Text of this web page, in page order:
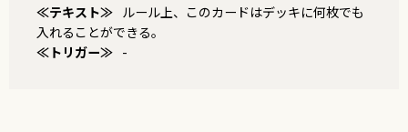
≪テキスト≫ ルール上、このカードはデッキに何枚でも
入れることができる。
≪トリガー≫ -